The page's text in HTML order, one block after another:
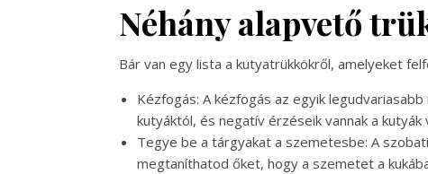
Néhány alapvető
Bár van egy lista a kutyatrükkökről, amelyeket
Kézfogás: A kézfogás az egyik
kutyáktól, és negatív érzéseik vannak a
Tegye be a tárgyakat a szemetesbe: A
megtaníthatod őket, hogy a szemetet a